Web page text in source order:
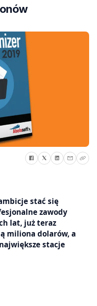
stać się
zawody
lat, już teraz
miliona dolarów, a
stacje